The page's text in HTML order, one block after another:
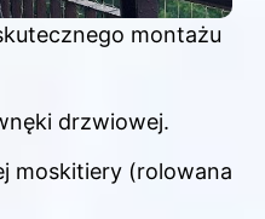
montażu
drzwiowej.
moskitiery (rolowana